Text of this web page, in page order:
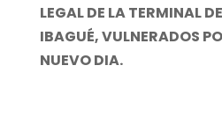
LEGAL DE LA TERMINAL
IBAGUÉ, VULNERADOS
NUEVO DIA.